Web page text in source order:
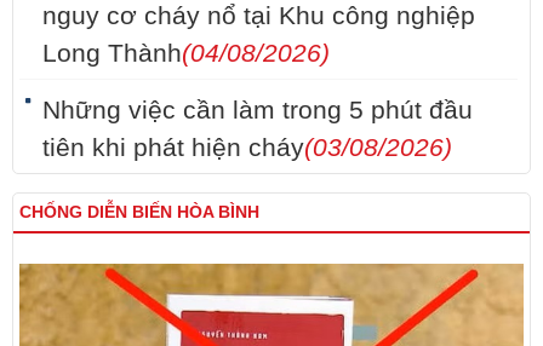
nguy cơ cháy nổ tại Khu công nghiệp
Long Thành(04/08/2026)
Những việc cần làm trong 5 phút đầu
tiên khi phát hiện cháy(03/08/2026)
CHỐNG DIỄN BIẾN HÒA BÌNH